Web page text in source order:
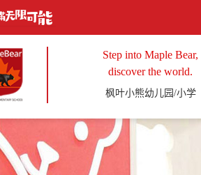
Step into Maple Bear,
discover the world.
枫叶小熊幼儿园/小学